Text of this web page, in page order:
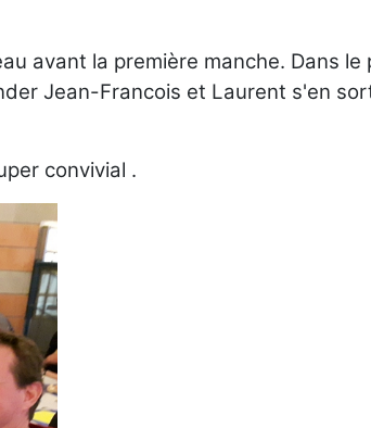
avant la première manche. Dans
Jean-Francois et Laurent s'en
convivial .